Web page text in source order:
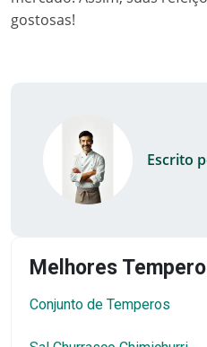
gostosas!
Escrito
Melhores Tempero
Conjunto de Temperos